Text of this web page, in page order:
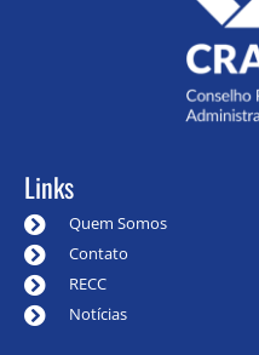
Links
Quem Somos
Contato
RECC
Notícias